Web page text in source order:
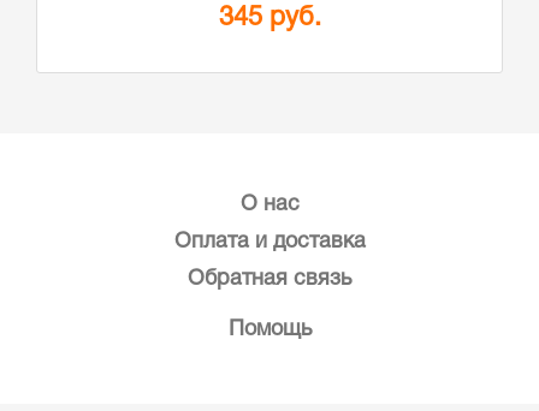
345 руб.
О нас
Оплата и доставка
Обратная связь
Помощь